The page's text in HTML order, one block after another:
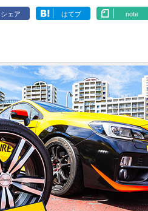
シェア はてブ note